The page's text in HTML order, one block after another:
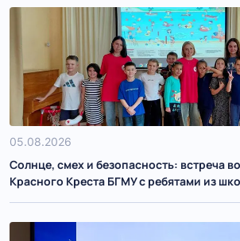
05.08.2026
Солнце, смех и безопасность: встреча
Красного Креста БГМУ с ребятами из